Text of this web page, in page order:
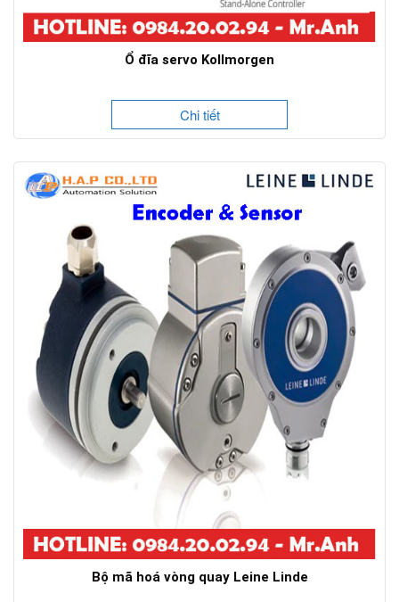
Ổ đĩa servo Kollmorgen
Chi tiết
Bộ mã hoá vòng quay Leine Linde